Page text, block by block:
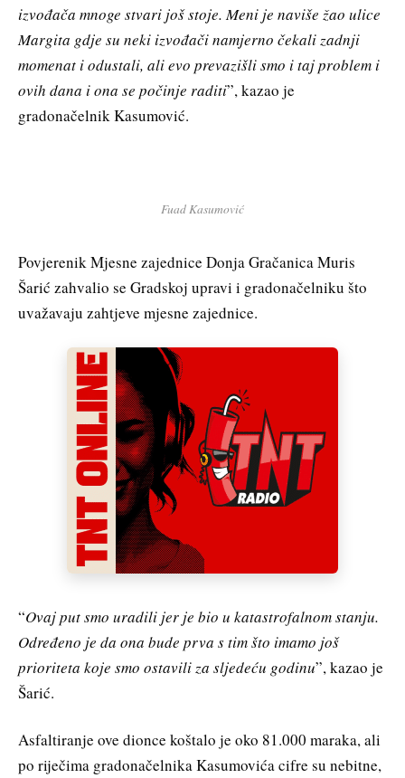
izvođača mnoge stvari još stoje. Meni je naviše žao ulice
Margita gdje su neki izvođači namjerno čekali zadnji
momenat i odustali, ali evo prevazišli smo i taj problem i
ovih dana i ona se počinje raditi”, kazao je
gradonačelnik Kasumović.
Fuad Kasumović
Povjerenik Mjesne zajednice Donja Gračanica Muris
Šarić zahvalio se Gradskoj upravi i gradonačelniku što
uvažavaju zahtjeve mjesne zajednice.
“Ovaj put smo uradili jer je bio u katastrofalnom stanju.
Određeno je da ona bude prva s tim što imamo još
prioriteta koje smo ostavili za sljedeću godinu”, kazao je
Šarić.
Asfaltiranje ove dionce koštalo je oko 81.000 maraka, ali
po riječima gradonačelnika Kasumovića cifre su nebitne,